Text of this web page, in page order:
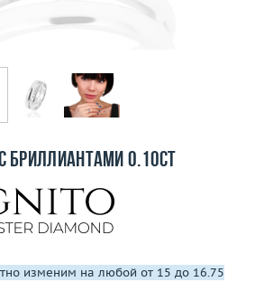
Заказать звонок
бриллиантами 0.10ct
изменим на любой от 15 до 16.75